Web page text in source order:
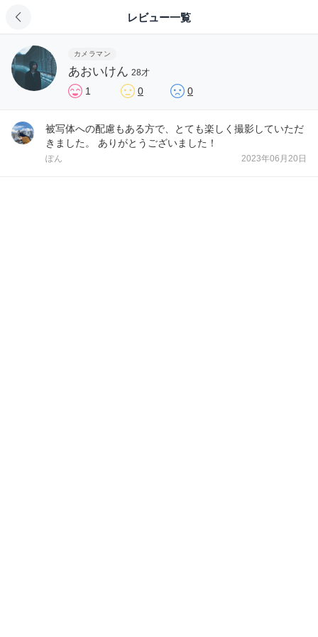
レビュー一覧
カメラマン
あおいけん 28才
1 0 0
被写体への配慮もある方で、とても楽しく撮影していただ
きました。 ありがとうございました！
ぽん 2023年06月20日